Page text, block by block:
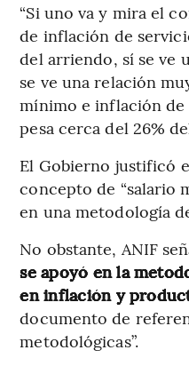
“Si uno va y mira el
de inflación de
del arriendo, sí se ve
se ve una relación
mínimo e inflación
pesa cerca del 26%
El Gobierno justificó
concepto de “salario
en una metodología
No obstante, ANIF
se apoyó en la
en inflación y
documento de
metodológicas”.